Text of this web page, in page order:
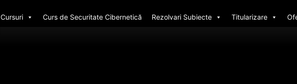
Cursuri Curs de Securitate Cibernetică Rezolvari Subiecte Titularizare